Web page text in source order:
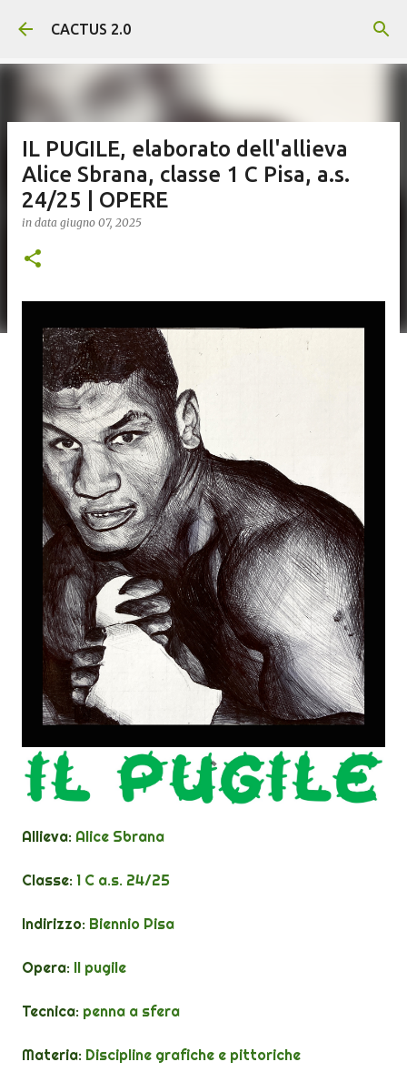
Passa ai contenuti principali
CACTUS 2.0
IL PUGILE, elaborato dell'allieva
Alice Sbrana, classe 1 C Pisa, a.s.
24/25 | OPERE
in data giugno 07, 2025
Allieva: Alice Sbrana
Classe: 1 C a.s. 24/25
Indirizzo: Biennio Pisa
Opera: Il pugile
Tecnica: penna a sfera
Materia: Discipline grafiche e pittoriche